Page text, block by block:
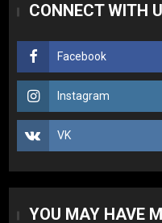
màu?
2
3 sai
nhập
Top 10
rẻ giật
CONNECT WITH
Facebook
Instagram
VK
YOU MAY HAVE